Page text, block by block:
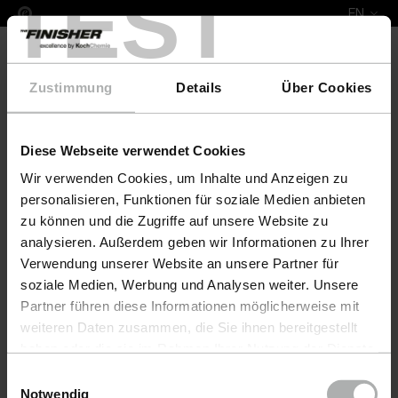
TEST
Zustimmung Details Über Cookies
Diese Webseite verwendet Cookies
Wir verwenden Cookies, um Inhalte und Anzeigen zu
personalisieren, Funktionen für soziale Medien anbieten
zu können und die Zugriffe auf unsere Website zu
analysieren. Außerdem geben wir Informationen zu Ihrer
Verwendung unserer Website an unsere Partner für
soziale Medien, Werbung und Analysen weiter. Unsere
Partner führen diese Informationen möglicherweise mit
weiteren Daten zusammen, die Sie ihnen bereitgestellt
Einstellungen zu den Cookies finden Sie unter
Notwendig
EN
Complete Leather Repair Set Volvo